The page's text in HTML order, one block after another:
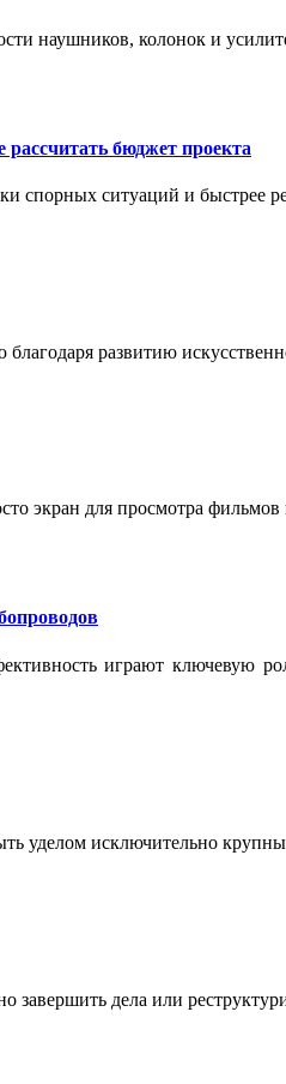
наушников, колонок и
рассчитать бюджет проекта
спорных ситуаций и быстрее
развитию
экран для просмотра фильмов
играют ключевую
уделом исключительно
дела или